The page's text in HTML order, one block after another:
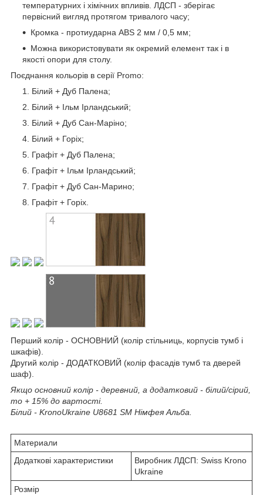
температурних і хімічних впливів. ЛДСП - зберігає
первісний вигляд протягом тривалого часу;
Кромка - протиударна ABS 2 мм / 0,5 мм;
Можна використовувати як окремий елемент так і в
якості опори для столу.
Поєднання кольорів в серії Promo:
Білий + Дуб Палена;
Білий + Ільм Ірландський;
Білий + Дуб Сан-Маріно;
Білий + Горіх;
Графіт + Дуб Палена;
Графіт + Ільм Ірландський;
Графіт + Дуб Сан-Марино;
Графіт + Горіх.
Перший колір - ОСНОВНИЙ (колір стільниць, корпусів тумб і
шкафів).
Другий колір - ДОДАТКОВИЙ (колір фасадів тумб та дверей
шаф).
Якщо основний колір - деревний, а додатковий - білий/сірий,
то + 15% до вартості.
Білий - KronoUkraine U8681 SM Німфея Альба.
Материали
Додаткові характеристики
Виробник ЛДСП: Swiss Krono
Ukraine
Розмір